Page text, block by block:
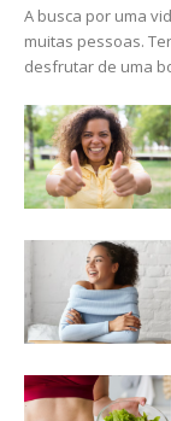
A busca por uma
muitas pessoas.
desfrutar de uma